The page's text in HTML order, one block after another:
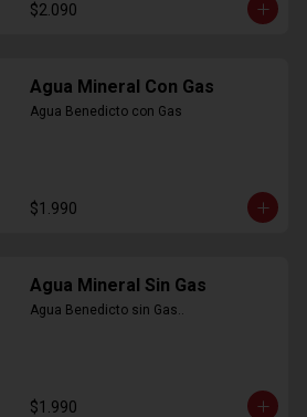
$2.090
Agua Mineral Con Gas
Agua Benedicto con Gas
$1.990
Agua Mineral Sin Gas
Agua Benedicto sin Gas..
$1.990